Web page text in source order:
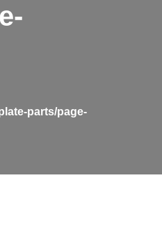
parts/page-